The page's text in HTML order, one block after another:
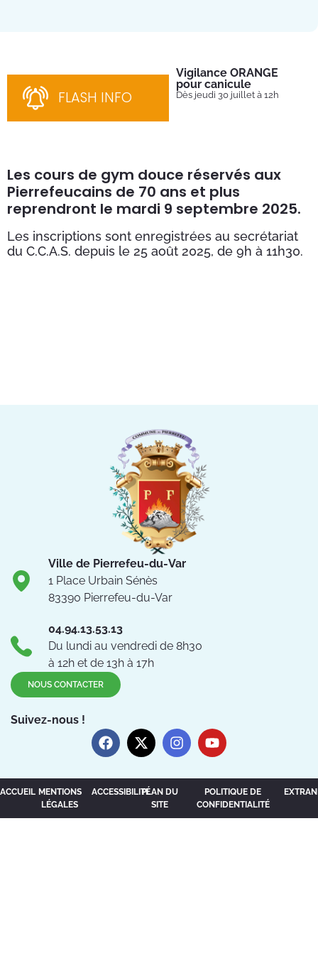
FLASH INFO
Vigilance ORANGE
pour canicule
Dès jeudi 30 juillet à 12h
Les cours de gym douce réservés aux
Pierrefeucains de 70 ans et plus
reprendront le mardi 9 septembre 2025.
Les inscriptions sont enregistrées au secrétariat
du C.C.A.S. depuis le 25 août 2025, de 9h à 11h30.
Ville de Pierrefeu-du-Var
1 Place Urbain Sénès
83390 Pierrefeu-du-Var
04.94.13.53.13
Du lundi au vendredi de 8h30
à 12h et de 13h à 17h
NOUS CONTACTER
Suivez-nous !
ACCUEIL MENTIONS
LÉGALES
ACCESSIBILITÉPLAN DU
SITE
POLITIQUE DE
CONFIDENTIALITÉ